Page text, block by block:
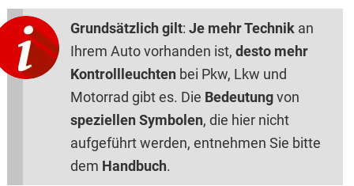
Grundsätzlich gilt: Je mehr Technikan
Ihrem Auto vorhanden ist, desto mehr
Kontrollleuchten bei Pkw, Lkw und
Motorrad gibt es. Die Bedeutungvon
speziellen Symbolen, die hier nicht
aufgeführt werden, entnehmen Sie bitte
dem Handbuch.